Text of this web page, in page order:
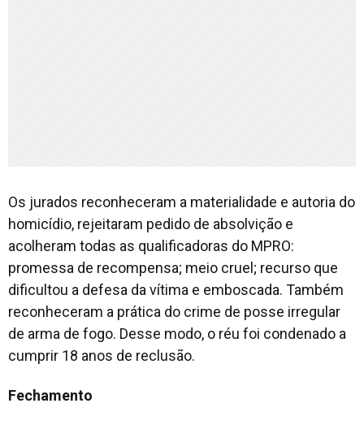
Os jurados reconheceram a materialidade e autoria do
homicídio, rejeitaram pedido de absolvição e
acolheram todas as qualificadoras do MPRO:
promessa de recompensa; meio cruel; recurso que
dificultou a defesa da vítima e emboscada. Também
reconheceram a prática do crime de posse irregular
de arma de fogo. Desse modo, o réu foi condenado a
cumprir 18 anos de reclusão.
Fechamento